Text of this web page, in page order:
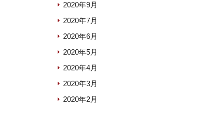
2020年9月
2020年7月
2020年6月
2020年5月
2020年4月
2020年3月
2020年2月